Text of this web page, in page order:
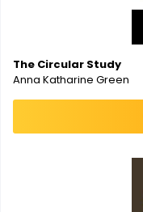
The Circular Study
Anna Katharine Green